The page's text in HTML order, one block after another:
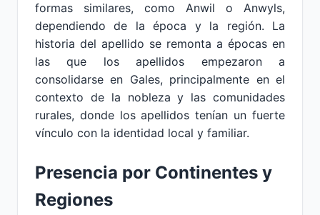
formas similares, como Anwil o Anwyls,
dependiendo de la época y la región. La
historia del apellido se remonta a épocas en
las que los apellidos empezaron a
consolidarse en Gales, principalmente en el
contexto de la nobleza y las comunidades
rurales, donde los apellidos tenían un fuerte
vínculo con la identidad local y familiar.
Presencia por Continentes y
Regiones